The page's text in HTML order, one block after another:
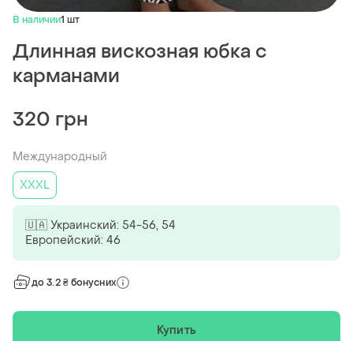
В наличии1 шт
Длинная вискозная юбка с
карманами
320 грн
Международный
XXXL
🇺🇦 Украинский: 54-56, 54
Европейский: 46
до 3.2 ₴ бонусних
Купить